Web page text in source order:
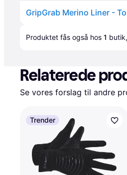
Produktet fås også hos 1 butik
Relaterede
Se vores forslag til andre
Trender